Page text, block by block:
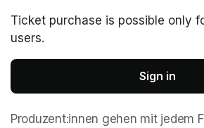
Ticket purchase is possible only
users.
Sign in
Produzent:innen gehen mit jedem